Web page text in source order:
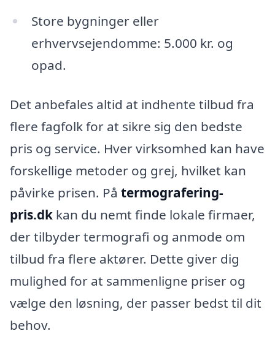
Store bygninger eller
erhvervsejendomme: 5.000 kr. og
opad.
Det anbefales altid at indhente tilbud fra
flere fagfolk for at sikre sig den bedste
pris og service. Hver virksomhed kan have
forskellige metoder og grej, hvilket kan
påvirke prisen. På termografering-
pris.dk kan du nemt finde lokale firmaer,
der tilbyder termografi og anmode om
tilbud fra flere aktører. Dette giver dig
mulighed for at sammenligne priser og
vælge den løsning, der passer bedst til dit
behov.